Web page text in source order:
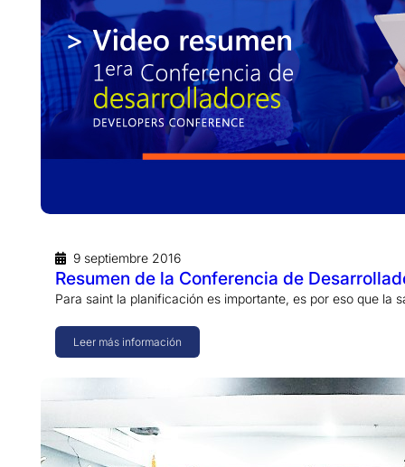
9 septiembre 2016
Resumen de la Conferencia de
Para saint la planificación es importante, es por eso que la
Leer más información